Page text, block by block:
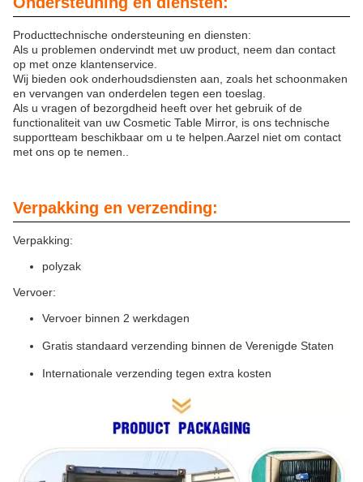
Producttechnische ondersteuning en diensten:
Als u problemen ondervindt met uw product, neem dan contact
op met onze klantenservice.
Wij bieden ook onderhoudsdiensten aan, zoals het schoonmaken
en vervangen van onderdelen tegen een toeslag.
Als u vragen of bezorgdheid heeft over het gebruik of de
functionaliteit van uw Cosmetic Table Mirror, is ons technische
supportteam beschikbaar om u te helpen.Aarzel niet om contact
met ons op te nemen..
Verpakking en verzending:
Verpakking:
polyzak
Vervoer:
Vervoer binnen 2 werkdagen
Gratis standaard verzending binnen de Verenigde Staten
Internationale verzending tegen extra kosten